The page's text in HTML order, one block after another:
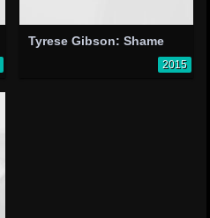
Tyrese Gibson: Shame
2015